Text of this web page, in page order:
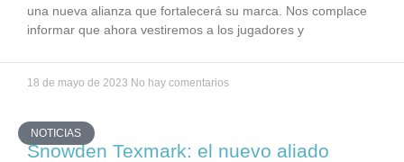
una nueva alianza que fortalecerá su marca. Nos complace
informar que ahora vestiremos a los jugadores y
18 de mayo de 2023 No hay comentarios
NOTICIAS
Snowden Texmark: el nuevo aliado